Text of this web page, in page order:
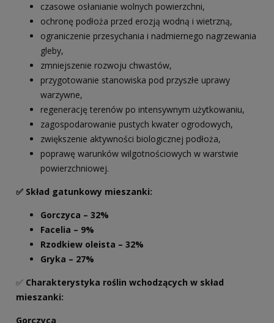
czasowe osłanianie wolnych powierzchni,
ochronę podłoża przed erozją wodną i wietrzną,
ograniczenie przesychania i nadmiernego nagrzewania
gleby,
zmniejszenie rozwoju chwastów,
przygotowanie stanowiska pod przyszłe uprawy
warzywne,
regenerację terenów po intensywnym użytkowaniu,
zagospodarowanie pustych kwater ogrodowych,
zwiększenie aktywności biologicznej podłoża,
poprawę warunków wilgotnościowych w warstwie
powierzchniowej.
✅ Skład gatunkowy mieszanki:
Gorczyca – 32%
Facelia – 9%
Rzodkiew oleista – 32%
Gryka – 27%
✅ Charakterystyka roślin wchodzących w skład
mieszanki:
Gorczyca